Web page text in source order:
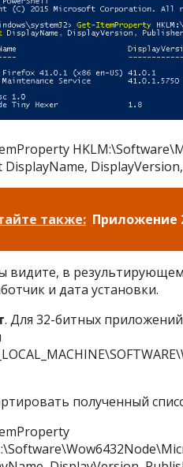
DisplayName,
также: Приложение
видите, в
и дата установки.
. Для 32-битных
полученный